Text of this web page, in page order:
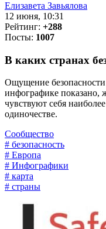
Елизавета Завьялова
12 июня, 10:31
Рейтинг: +288
Посты: 1007
В каких странах
Ощущение
инфографике показано,
чувствуют себя
одиночестве.
Сообщество
# безопасность
# Европа
# Инфографики
# карта
# страны